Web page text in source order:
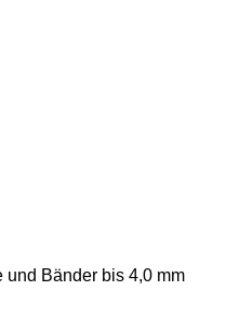
Bänder bis 4,0 mm